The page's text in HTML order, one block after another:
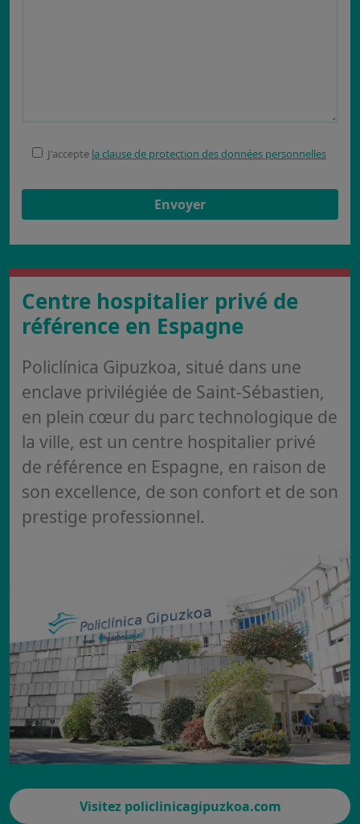
J'accepte la clause de protection des données personnelles
Centre hospitalier privé de
référence en Espagne
Policlínica Gipuzkoa, situé dans une
enclave privilégiée de Saint-Sébastien,
en plein cœur du parc technologique de
la ville, est un centre hospitalier privé
de référence en Espagne, en raison de
son excellence, de son confort et de son
prestige professionnel.
Visitez policlinicagipuzkoa.com